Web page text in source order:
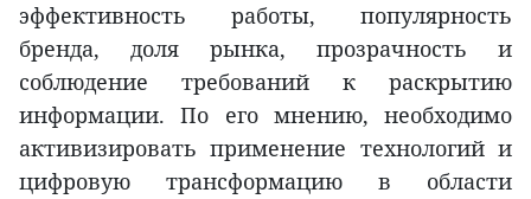
эффективность работы, популярность
бренда, доля рынка, прозрачность и
соблюдение требований к раскрытию
информации. По его мнению, необходимо
активизировать применение технологий и
цифровую трансформацию в области